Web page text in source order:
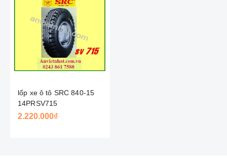
lốp xe ô tô SRC 840-15
14PRSV715
2.220.000₫